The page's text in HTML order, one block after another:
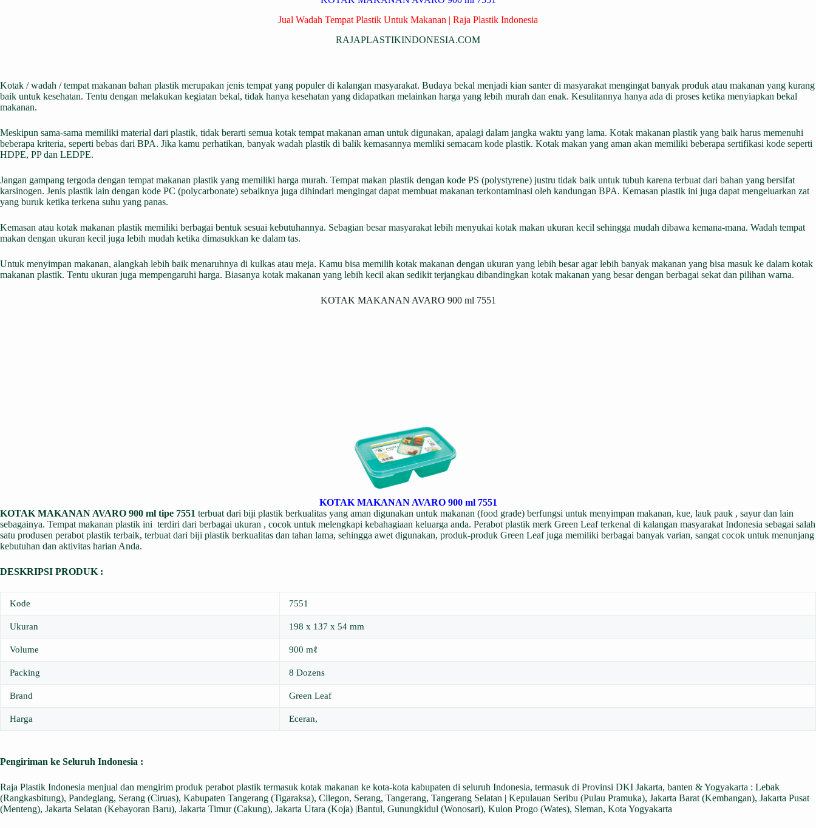
Jual Wadah Tempat Plastik Untuk Makanan | Raja Plastik Indonesia
RAJAPLASTIKINDONESIA.COM
Kotak / wadah / tempat makanan bahan plastik merupakan jenis tempat yang populer di kalangan masyarakat. Budaya bekal menjadi kian santer di masyarakat mengingat banyak produk atau makanan yang kurang
baik untuk kesehatan. Tentu dengan melakukan kegiatan bekal, tidak hanya kesehatan yang didapatkan melainkan harga yang lebih murah dan enak. Kesulitannya hanya ada di proses ketika menyiapkan bekal
makanan.
Meskipun sama-sama memiliki material dari plastik, tidak berarti semua kotak tempat makanan aman untuk digunakan, apalagi dalam jangka waktu yang lama. Kotak makanan plastik yang baik harus memenuhi
beberapa kriteria, seperti bebas dari BPA. Jika kamu perhatikan, banyak wadah plastik di balik kemasannya memliki semacam kode plastik. Kotak makan yang aman akan memiliki beberapa sertifikasi kode seperti
HDPE, PP dan LEDPE.
Jangan gampang tergoda dengan tempat makanan plastik yang memiliki harga murah. Tempat makan plastik dengan kode PS (polystyrene) justru tidak baik untuk tubuh karena terbuat dari bahan yang bersifat
karsinogen. Jenis plastik lain dengan kode PC (polycarbonate) sebaiknya juga dihindari mengingat dapat membuat makanan terkontaminasi oleh kandungan BPA. Kemasan plastik ini juga dapat mengeluarkan zat
yang buruk ketika terkena suhu yang panas.
Kemasan atau kotak makanan plastik memiliki berbagai bentuk sesuai kebutuhannya. Sebagian besar masyarakat lebih menyukai kotak makan ukuran kecil sehingga mudah dibawa kemana-mana. Wadah tempat
makan dengan ukuran kecil juga lebih mudah ketika dimasukkan ke dalam tas.
Untuk menyimpan makanan, alangkah lebih baik menaruhnya di kulkas atau meja. Kamu bisa memilih kotak makanan dengan ukuran yang lebih besar agar lebih banyak makanan yang bisa masuk ke dalam kotak
makanan plastik. Tentu ukuran juga mempengaruhi harga. Biasanya kotak makanan yang lebih kecil akan sedikit terjangkau dibandingkan kotak makanan yang besar dengan berbagai sekat dan pilihan warna.
KOTAK MAKANAN AVARO 900 ml 7551
KOTAK MAKANAN AVARO 900 ml 7551
KOTAK MAKANAN AVARO 900 ml tipe 7551 terbuat dari biji plastik berkualitas yang aman digunakan untuk makanan (food grade) berfungsi untuk menyimpan makanan, kue, lauk pauk , sayur dan lain
sebagainya. Tempat makanan plastik ini terdiri dari berbagai ukuran , cocok untuk melengkapi kebahagiaan keluarga anda. Perabot plastik merk Green Leaf terkenal di kalangan masyarakat Indonesia sebagai salah
satu produsen perabot plastik terbaik, terbuat dari biji plastik berkualitas dan tahan lama, sehingga awet digunakan, produk-produk Green Leaf juga memiliki berbagai banyak varian, sangat cocok untuk menunjang
kebutuhan dan aktivitas harian Anda.
DESKRIPSI PRODUK :
Kode 7551
Ukuran 198 x 137 x 54 mm
Volume 900 mℓ
Packing 8 Dozens
Brand Green Leaf
Harga Eceran,
Pengiriman ke Seluruh Indonesia :
Raja Plastik Indonesia menjual dan mengirim produk perabot plastik termasuk kotak makanan ke kota-kota kabupaten di seluruh Indonesia, termasuk di Provinsi DKI Jakarta, banten & Yogyakarta : Lebak
(Rangkasbitung), Pandeglang, Serang (Ciruas), Kabupaten Tangerang (Tigaraksa), Cilegon, Serang, Tangerang, Tangerang Selatan | Kepulauan Seribu (Pulau Pramuka), Jakarta Barat (Kembangan), Jakarta Pusat
(Menteng), Jakarta Selatan (Kebayoran Baru), Jakarta Timur (Cakung), Jakarta Utara (Koja) |Bantul, Gunungkidul (Wonosari), Kulon Progo (Wates), Sleman, Kota Yogyakarta